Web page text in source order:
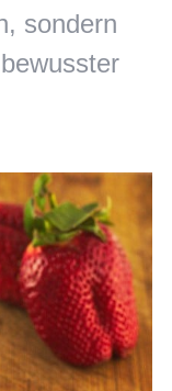
sondern